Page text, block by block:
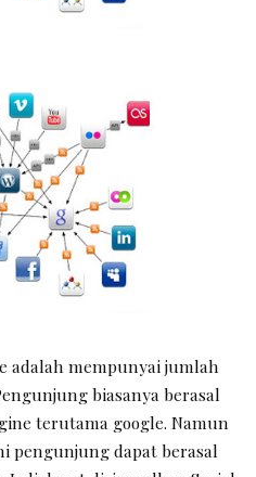
adalah mempunyai jumlah
biasanya berasal
terutama google. Namun
pengunjung dapat berasal